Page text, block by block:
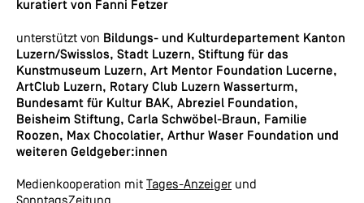
kuratiert von Fanni Fetzer
unterstützt von Bildungs- und Kulturdepartement Kanton
Luzern/Swisslos, Stadt Luzern, Stiftung für das
Kunstmuseum Luzern, Art Mentor Foundation Lucerne,
ArtClub Luzern, Rotary Club Luzern Wasserturm,
Bundesamt für Kultur BAK, Abreziel Foundation,
Beisheim Stiftung, Carla Schwöbel-Braun, Familie
Roozen, Max Chocolatier, Arthur Waser Foundation und
weiteren Geldgeber:innen
Medienkooperation mit Tages-Anzeiger und